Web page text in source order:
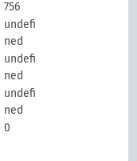
756
undefi
ned
undefi
ned
undefi
ned
0